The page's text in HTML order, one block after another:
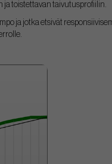
ja toistettavan taivutusprofiilin.
ja jotka etsivät